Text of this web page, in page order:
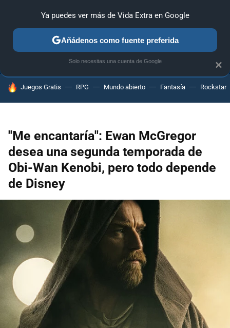
ANÁLISIS GUÍAS Y TRUCOS PC SONY NINTENDO
HOY SE HABLA DE
Juegos Gratis RPG Mundo abierto Fantasía Rockstar
"Me encantaría": Ewan McGregor
desea una segunda temporada de
Obi-Wan Kenobi, pero todo depende
de Disney
×
Ya puedes ver más de Vida Extra en Google
Añádenos como fuente preferida
Solo necesitas una cuenta de Google